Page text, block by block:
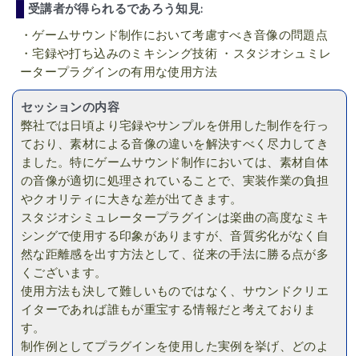
受講者が得られるであろう知見:
・ゲームサウンド制作において考慮すべき音像の問題点
・宅録や打ち込みのミキシング技術 ・スタジオシュミレ
ータープラグインの有用な使用方法
セッションの内容
弊社では日頃より宅録やサンプルを併用した制作を行っ
ており、素材による音像の違いを解決すべく尽力してき
ました。特にゲームサウンド制作においては、素材自体
の音像が適切に処理されていることで、実装作業の負担
やクオリティに大きな差が出てきます。
スタジオシミュレータープラグインは楽曲の高度なミキ
シングで使用する印象がありますが、音質劣化がなく自
然な距離感を出す方法として、従来の手法に勝る点が多
くございます。
使用方法も決して難しいものではなく、サウンドクリエ
イターであれば誰もが重宝する情報だと考えておりま
す。
制作例としてプラグインを使用した実例を挙げ、どのよ